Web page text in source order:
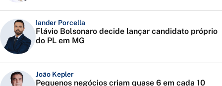
Iander Porcella
Flávio Bolsonaro decide lançar candidato próprio
do PL em MG
João Kepler
Pequenos negócios criam quase 6 em cada 10